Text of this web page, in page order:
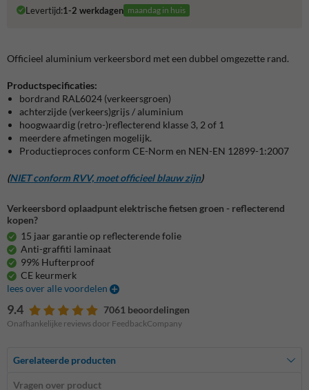
Levertijd:1-2 werkdagen maandag in huis
Officieel aluminium verkeersbord met een dubbel omgezette rand.
Productspecificaties:
bordrand RAL6024 (verkeersgroen)
achterzijde (verkeers)grijs / aluminium
hoogwaardig (retro-)reflecterend klasse 3, 2 of 1
meerdere afmetingen mogelijk.
Productieproces conform CE-Norm en NEN-EN 12899-1:2007
(NIET conform RVV, moet officieel blauw zijn)
Verkeersbord oplaadpunt elektrische fietsen groen - reflecterend
kopen?
15 jaar garantie op reflecterende folie
Anti-graffiti laminaat
99% Hufterproof
CE keurmerk
lees over alle voordelen
9.4 7061 beoordelingen
Onafhankelijke reviews door FeedbackCompany
Gerelateerde producten
Vragen over product